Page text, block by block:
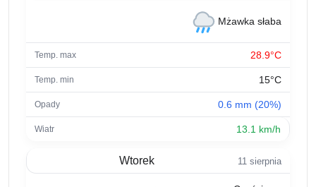
Mżawka słaba
28.9°C
15°C
0.6 mm (20%)
13.1 km/h
Wtorek 11 sierpnia